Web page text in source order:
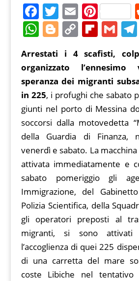
F
a
c
e
b
o
o
k
T
w
itt
er
E
m
ai
l
Pi
nt
er
e
st
W
at
s
A
p
p
Bl
o
g
g
er
C
p
y
Li
n
k
Fl
ip
b
o
ar
d
G
ai
l
T
Arrestati i 4 scafisti,
organizzato l’ennesimo
speranza dei migranti
in 225, i profughi che sabato
giunti nel porto di Messina
soccorsi dalla motovedetta
della Guardia di Finanza,
venerdì e sabato. La
attivata immediatamente e
sabato pomeriggio gli
Immigrazione, del
Polizia Scientifica, della
gli operatori preposti al
migranti, si sono attivati
l’accoglienza di quei 225
di una carretta del mare
coste Libiche nel tentativo